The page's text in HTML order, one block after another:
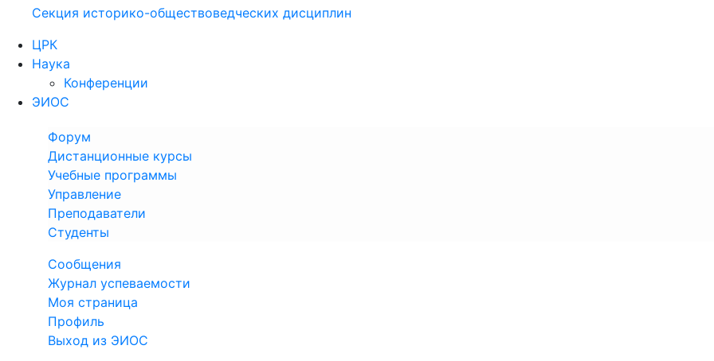
Секция историко-обществоведческих дисциплин
ЦРК
Наука
Конференции
ЭИОС
Форум
Дистанционные курсы
Учебные программы
Управление
Преподаватели
Студенты
Сообщения
Журнал успеваемости
Моя страница
Профиль
Выход из ЭИОС